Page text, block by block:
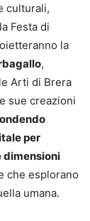
culturali,
Festa di
la
,
Arti di Brera
sue creazioni
per
dimensioni
che esplorano
umana.